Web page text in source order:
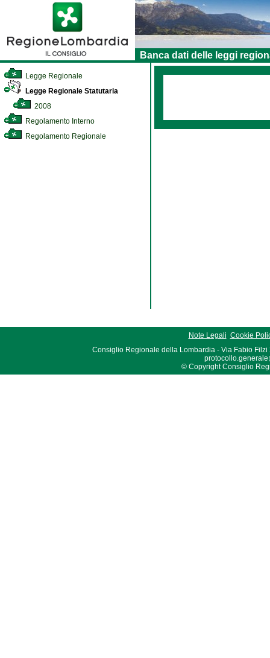
Banca dati delle leggi
Legge Regionale
Legge Regionale Statutaria
2008
Regolamento Interno
Regolamento Regionale
Note Legali Cookie
Consiglio Regionale della Lombardia - Via Fabio Filzi
© Copyright Consiglio